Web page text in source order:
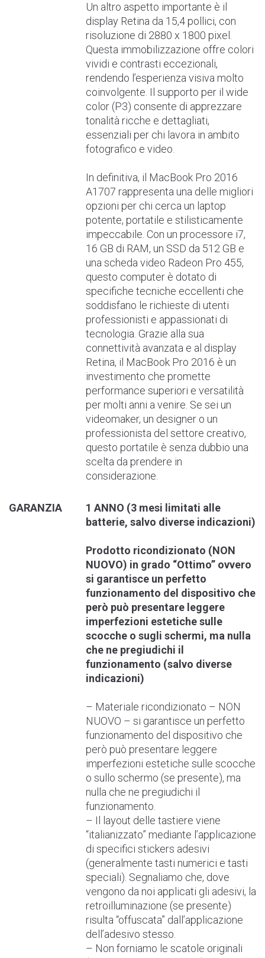
Un altro aspetto importante è il
display Retina da 15,4 pollici, con
risoluzione di 2880 x 1800 pixel.
Questa immobilizzazione offre colori
vividi e contrasti eccezionali,
rendendo l’esperienza visiva molto
coinvolgente. Il supporto per il wide
color (P3) consente di apprezzare
tonalità ricche e dettagliati,
essenziali per chi lavora in ambito
fotografico e video.
In definitiva, il MacBook Pro 2016
A1707 rappresenta una delle migliori
opzioni per chi cerca un laptop
potente, portatile e stilisticamente
impeccabile. Con un processore i7,
16 GB di RAM, un SSD da 512 GB e
una scheda video Radeon Pro 455,
questo computer è dotato di
specifiche tecniche eccellenti che
soddisfano le richieste di utenti
professionisti e appassionati di
tecnologia. Grazie alla sua
connettività avanzata e al display
Retina, il MacBook Pro 2016 è un
investimento che promette
performance superiori e versatilità
per molti anni a venire. Se sei un
videomaker, un designer o un
professionista del settore creativo,
questo portatile è senza dubbio una
scelta da prendere in
considerazione.
GARANZIA
1 ANNO (3 mesi limitati alle
batterie, salvo diverse indicazioni)
Prodotto ricondizionato (NON
NUOVO) in grado “Ottimo” ovvero
si garantisce un perfetto
funzionamento del dispositivo che
però può presentare leggere
imperfezioni estetiche sulle
scocche o sugli schermi, ma nulla
che ne pregiudichi il
funzionamento (salvo diverse
indicazioni)
– Materiale ricondizionato – NON
NUOVO – si garantisce un perfetto
funzionamento del dispositivo che
però può presentare leggere
imperfezioni estetiche sulle scocche
o sullo schermo (se presente), ma
nulla che ne pregiudichi il
funzionamento.
– Il layout delle tastiere viene
“italianizzato” mediante l’applicazione
di specifici stickers adesivi
(generalmente tasti numerici e tasti
speciali). Segnaliamo che, dove
vengono da noi applicati gli adesivi, la
retroilluminazione (se presente)
risulta “offuscata” dall’applicazione
dell’adesivo stesso.
– Non forniamo le scatole originali